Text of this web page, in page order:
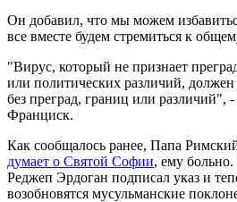
Он добавил, что мы можем
все вместе будем стремиться к
"Вирус, который не признает
или политических различий,
без преград, границ или различий",
Франциск.
Как сообщалось ранее, Папа
думает о Святой Софии, ему
Реджеп Эрдоган подписал указ и
возобновятся мусульманские